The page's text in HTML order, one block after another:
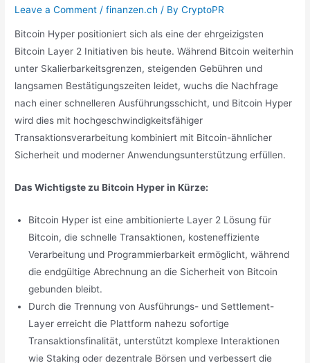
Leave a Comment /finanzen.ch / ByCryptoPR
Bitcoin Hyper positioniert sich als eine der ehrgeizigsten
Bitcoin Layer 2 Initiativen bis heute. Während Bitcoin weiterhin
unter Skalierbarkeitsgrenzen, steigenden Gebühren und
langsamen Bestätigungszeiten leidet, wuchs die Nachfrage
nach einer schnelleren Ausführungsschicht, und Bitcoin Hyper
wird dies mit hochgeschwindigkeitsfähiger
Transaktionsverarbeitung kombiniert mit Bitcoin-ähnlicher
Sicherheit und moderner Anwendungsunterstützung erfüllen.
Das Wichtigste zu Bitcoin Hyper in Kürze:
Bitcoin Hyper ist eine ambitionierte Layer 2 Lösung für
Bitcoin, die schnelle Transaktionen, kosteneffiziente
Verarbeitung und Programmierbarkeit ermöglicht, während
die endgültige Abrechnung an die Sicherheit von Bitcoin
gebunden bleibt.
Durch die Trennung von Ausführungs- und Settlement-
Layer erreicht die Plattform nahezu sofortige
Transaktionsfinalität, unterstützt komplexe Interaktionen
wie Staking oder dezentrale Börsen und verbessert die